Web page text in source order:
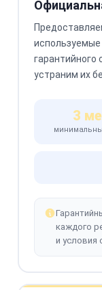
используемые
гарантийного
устраним их
3
каждого
и условия